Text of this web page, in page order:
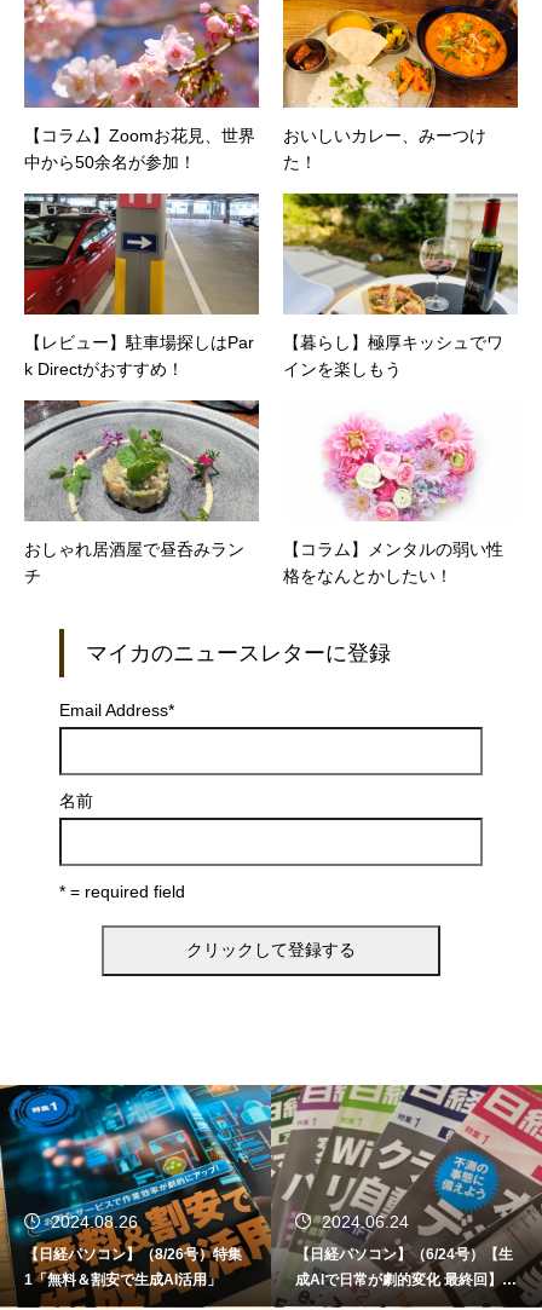
【コラム】Zoomお花見、世界
中から50余名が参加！
おいしいカレー、みーつけ
た！
【レビュー】駐車場探しはPar
k Directがおすすめ！
【暮らし】極厚キッシュでワ
インを楽しもう
おしゃれ居酒屋で昼呑みラン
チ
【コラム】メンタルの弱い性
格をなんとかしたい！
マイカのニュースレターに登録
Email Address*
名前
* = required field
特集
2024.06.24
【日経パソコン】（6/24号）【生
成AIで日常が劇的変化 最終回】 A
I時代のアプリケーション／サービ
2024.06.12
【書籍】ゼロからはじめる
ど！Copilot活用術（技術